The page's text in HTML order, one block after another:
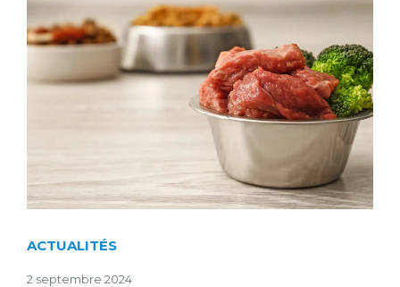
ACTUALITÉS
2 septembre 2024